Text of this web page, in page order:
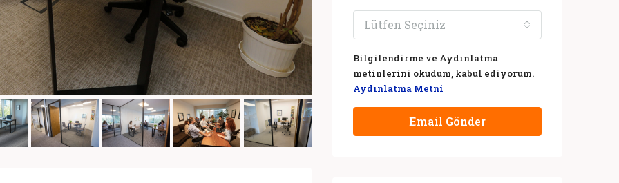
Lütfen Seçiniz
Bilgilendirme ve Aydınlatma
metinlerini okudum, kabul ediyorum.
Aydınlatma Metni
Email Gönder